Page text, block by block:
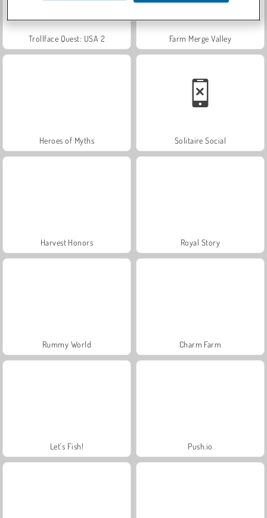
Trollface Quest: USA 2 Farm Merge Valley
Heroes of Myths Solitaire Social
Harvest Honors Royal Story
Rummy World Charm Farm
Let's Fish! Push.io